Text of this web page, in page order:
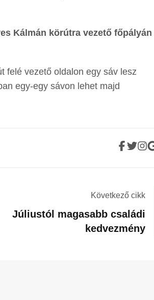
Kálmán körútra vezető főpályán
felé vezető oldalon egy sáv lesz
egy-egy sávon lehet majd
Következő cikk
Júliustól magasabb családi
kedvezmény